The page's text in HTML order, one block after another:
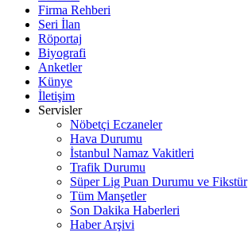
Firma Rehberi
Seri İlan
Röportaj
Biyografi
Anketler
Künye
İletişim
Servisler
Nöbetçi Eczaneler
Hava Durumu
İstanbul Namaz Vakitleri
Trafik Durumu
Süper Lig Puan Durumu ve Fikstür
Tüm Manşetler
Son Dakika Haberleri
Haber Arşivi